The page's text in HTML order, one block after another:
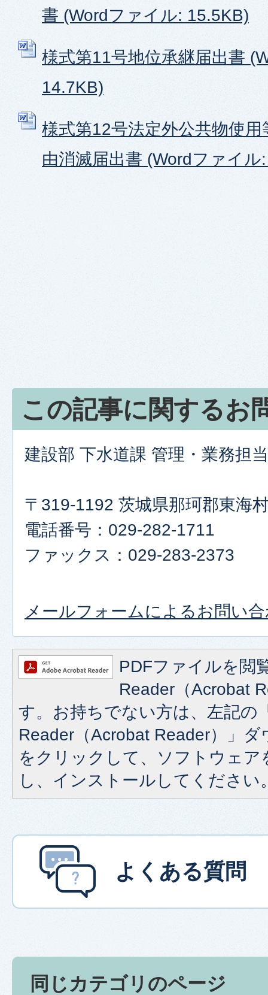
書 (Wordファイル: 15.5KB)
様式第11号地位承継届出書
14.7KB)
様式第12号法定外公共物使
由消滅届出書 (Wordファイル
この記事に関するお
建設部 下水道課 管理・業務担当
〒319-1192 茨城県那珂郡東海
電話番号：029-282-1711
ファックス：029-283-2373
メールフォームによるお問い
PDFファイルを閲
Reader（Acrobat
す。お持ちでない方は、左記の
Reader（Acrobat Reader）」
をクリックして、ソフトウェア
し、インストールしてください
よくある質問
同じカテゴリのページ